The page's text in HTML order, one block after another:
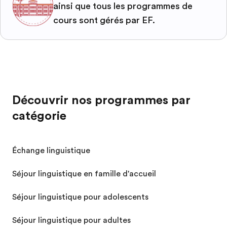
ainsi que tous les programmes de
cours sont gérés par EF.
Découvrir nos programmes par
catégorie
Échange linguistique
Séjour linguistique en famille d'accueil
Séjour linguistique pour adolescents
Séjour linguistique pour adultes